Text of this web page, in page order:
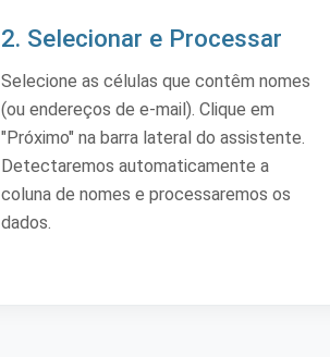
2. Selecionar e Processar
Selecione as células que contêm nomes
(ou endereços de e-mail). Clique em
"Próximo" na barra lateral do assistente.
Detectaremos automaticamente a
coluna de nomes e processaremos os
dados.